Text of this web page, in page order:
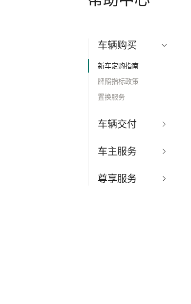
车辆购买
新车定购指南
牌照指标政策
置换服务
车辆交付
远程交付
家用充电桩
车主服务
道路救援须知
尊享服务